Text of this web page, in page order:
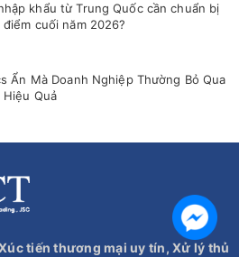
khẩu từ Trung Quốc cần chuẩn bị
cuối năm 2026?
Ẩn Mà Doanh Nghiệp Thường Bỏ Qua
Hiệu Quả
tiến thương mại uy tín, Xử lý thủ